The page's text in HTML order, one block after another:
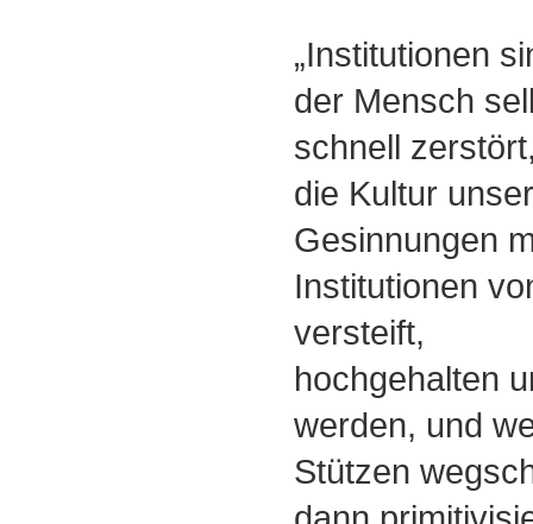
„Institutionen
der Mensch
schnell
die Kultur
Gesinnungen
Institutionen
versteift,
hochgehalten
werden, und
Stützen